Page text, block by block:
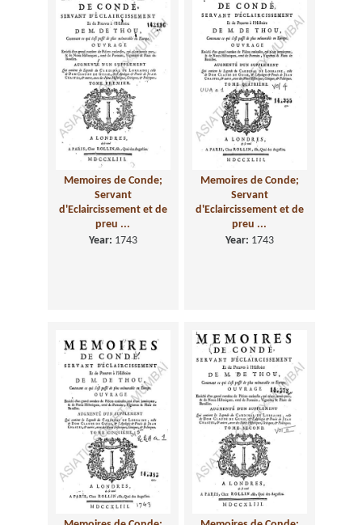
Memoires de Conde;
Servant
d'Eclaircissement et de
preu ...
Year: 1743
Memoires de Conde;
Servant
d'Eclaircissement et de
preu ...
Year: 1743